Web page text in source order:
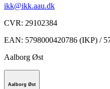
ikk@ikk.aau.dk
CVR: 29102384
EAN: 5798000420786 (IKP) /
Aalborg Øst
Aalborg Øst